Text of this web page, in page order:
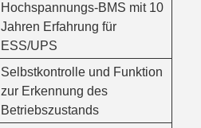
Hochspannungs-BMS mit 10
Jahren Erfahrung für
ESS/UPS
Selbstkontrolle und Funktion
zur Erkennung des
Betriebszustands